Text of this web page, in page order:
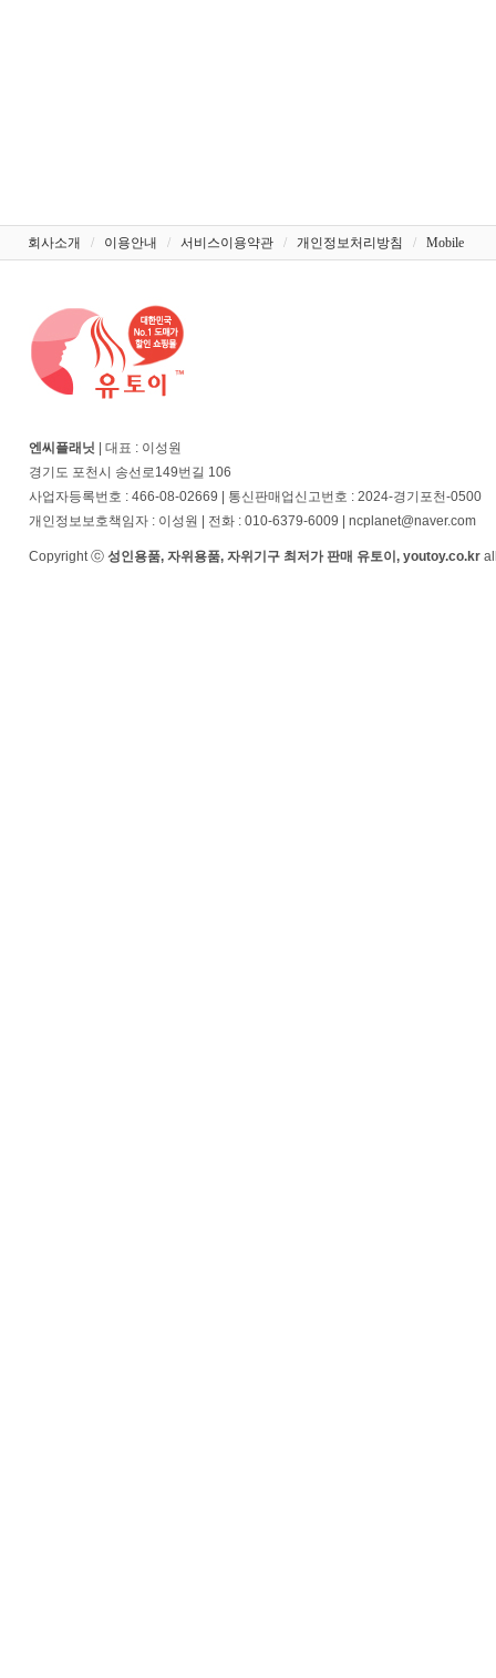
회사소개 / 이용안내 / 서비스이용약관 / 개인정보처리방침 / Mobile
엔씨플래닛 | 대표 : 이성원
경기도 포천시 송선로149번길 106
사업자등록번호 : 466-08-02669 | 통신판매업신고번호 : 2024-경기포천-0500
개인정보보호책임자 : 이성원 | 전화 : 010-6379-6009 | ncplanet@naver.com
Copyright ⓒ 성인용품, 자위용품, 자위기구 최저가 판매 유토이, youtoy.co.kr